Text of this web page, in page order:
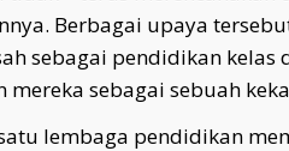
Berbagai upaya
sebagai pendidikan kelas
mereka sebagai sebuah
lembaga pendidikan